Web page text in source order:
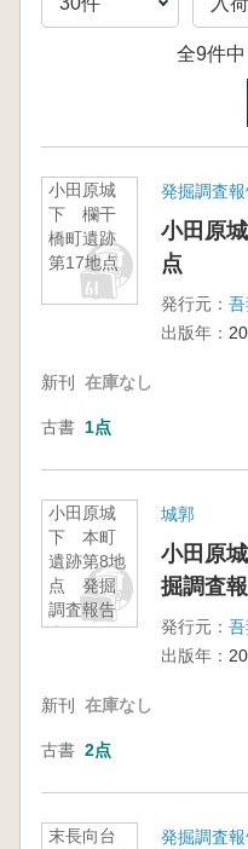
全9件
小田原城
下 欄干
橋町遺跡
第17地点
発掘調査
小田原
点
発行元：
出版年：
新刊 在庫なし
古書 1点
小田原城
下 本町
遺跡第8地
点 発掘
調査報告
書
城郭
小田原
掘調査
発行元：
出版年：
新刊 在庫なし
古書 2点
末長向台
発掘調査